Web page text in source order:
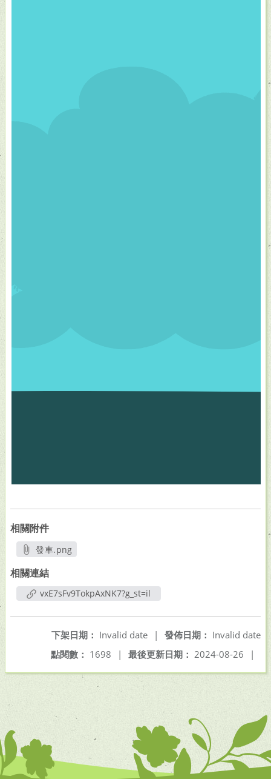
相關附件
發車.png
相關連結
vxE7sFv9TokpAxNK7?g_st=il
發佈日期： Invalid date
下架日期： Invalid date
|
最後更新日期： 2024-08-26 |
點閱數： 1698 |